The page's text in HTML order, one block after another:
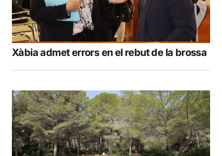
Xàbia admet errors en el rebut de la brossa